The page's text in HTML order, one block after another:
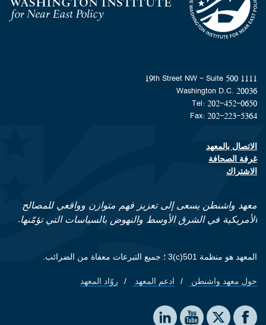
Homepage
1111 19th Street NW - Suite 500
Washington D.C. 20036
Tel: 202-452-0650
Fax: 202-223-5364
Footer contact links
الاتصال بالمعهد
غرفة الصحافة
الاشتراك
معهد واشنطن يسعى إلى تعزيز فهم متوازن وواقعي للمصالح
الأمريكية في الشرق الأوسط والنهوض بالسياسات التي تؤمّنها.
المعهد هو منظمة 501(c)3 ؛ جميع التبرعات معفاة من الضرائب.
Footer quick links
حول معهد واشنطن ادعم المعهد روّاد المعهد
Social media